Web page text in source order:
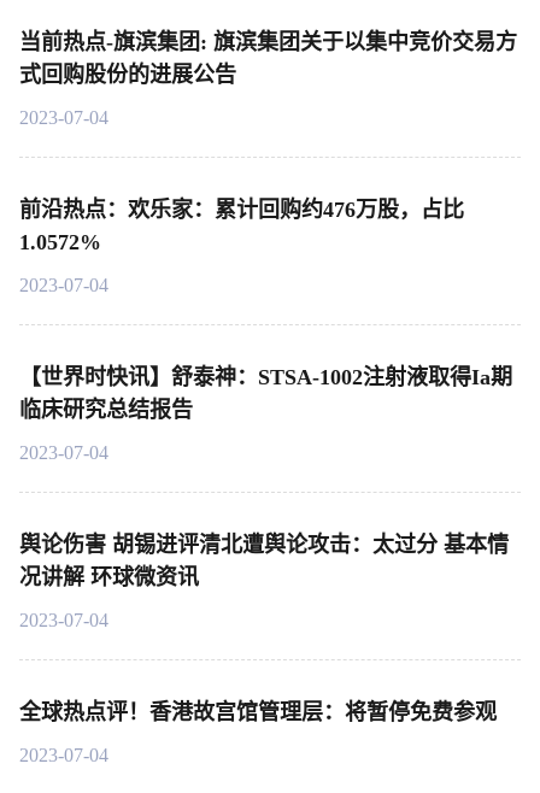
当前热点-旗滨集团: 旗滨集团关于以集中竞价交易方
式回购股份的进展公告
2023-07-04
前沿热点：欢乐家：累计回购约476万股，占比
1.0572%
2023-07-04
【世界时快讯】舒泰神：STSA-1002注射液取得Ia期
临床研究总结报告
2023-07-04
舆论伤害 胡锡进评清北遭舆论攻击：太过分 基本情
况讲解 环球微资讯
2023-07-04
全球热点评！香港故宫馆管理层：将暂停免费参观
2023-07-04